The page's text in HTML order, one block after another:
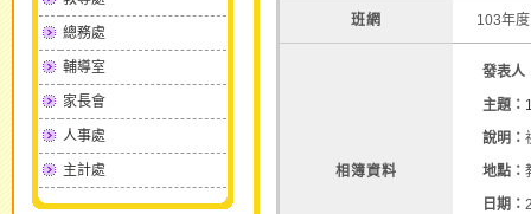
總務處
輔導室
家長會
人事處
主計處
班網 103年
相簿資料
發表人
主題：
說明：
地點：
日期：